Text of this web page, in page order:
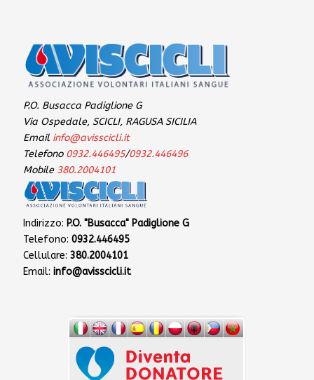
P.O. Busacca Padiglione G
Via Ospedale, SCICLI, RAGUSA SICILIA
Email info@avisscicli.it
Telefono 0932.446495/0932.446496
Mobile 380.2004101
Indirizzo: P.O. "Busacca" Padiglione G
Telefono: 0932.446495
Cellulare: 380.2004101
Email: info@avisscicli.it